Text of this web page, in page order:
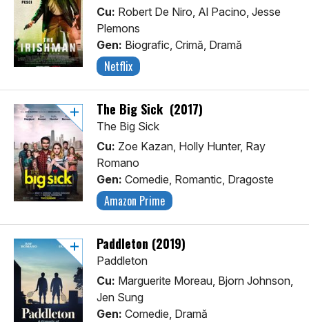
Cu: Robert De Niro, Al Pacino, Jesse
Plemons
Gen: Biografic, Crimă, Dramă
Netflix
The Big Sick (2017)
The Big Sick
Cu: Zoe Kazan, Holly Hunter, Ray
Romano
Gen: Comedie, Romantic, Dragoste
Amazon Prime
Paddleton (2019)
Paddleton
Cu: Marguerite Moreau, Bjorn Johnson,
Jen Sung
Gen: Comedie, Dramă